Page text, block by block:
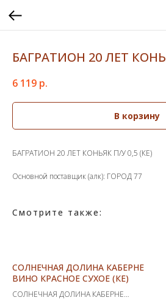
БАГРАТИОН 20 ЛЕТ
6 119 р.
В корзину
БАГРАТИОН 20 ЛЕТ КОНЬЯК П/У 0,5 (КЕ)
Основной поставщик (алк): ГОРОД 77
Смотрите также:
СОЛНЕЧНАЯ ДОЛИНА КАБЕРНЕ
ВИНО КРАСНОЕ СУХОЕ (КЕ)
СОЛНЕЧНАЯ ДОЛИНА КАБЕРНЕ